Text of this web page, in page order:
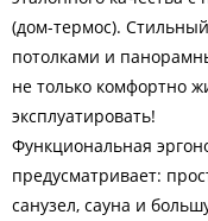
(дом-термос).
потолками и
не только комфортно
эксплуатировать!
Функциональная
предусматривает:
санузел, сауна и